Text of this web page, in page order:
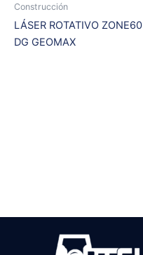
Construcción
LÁSER ROTATIVO ZONE60
DG GEOMAX